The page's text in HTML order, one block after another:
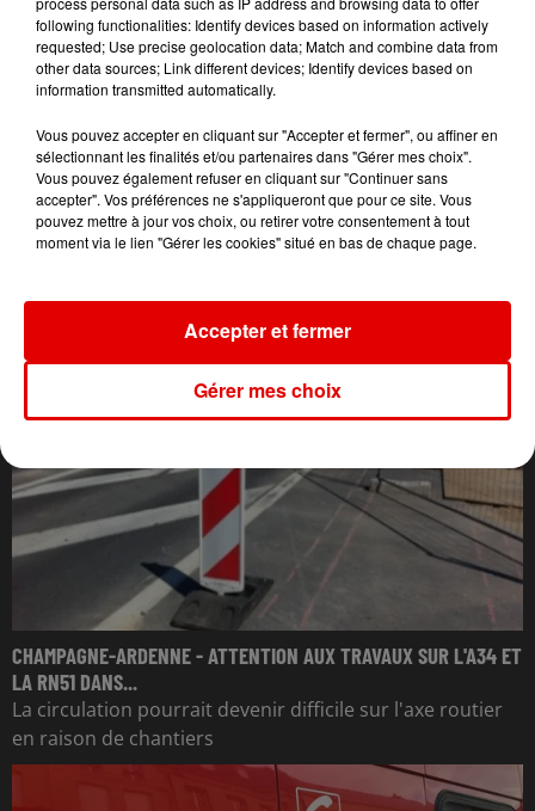
CHAMPAGNE-ARDENNE - ATTENTION AUX TRAVAUX SUR L'A34 ET
LA RN51 DANS...
La circulation pourrait devenir difficile sur l'axe routier
en raison de chantiers
following functionalities: Identify devices based on information actively
requested; Use precise geolocation data; Match and combine data from
other data sources; Link different devices; Identify devices based on
information transmitted automatically.
Vous pouvez accepter en cliquant sur "Accepter et fermer", ou affiner en
sélectionnant les finalités et/ou partenaires dans "Gérer mes choix".
Vous pouvez également refuser en cliquant sur "Continuer sans
accepter". Vos préférences ne s'appliqueront que pour ce site. Vous
pouvez mettre à jour vos choix, ou retirer votre consentement à tout
moment via le lien "Gérer les cookies" situé en bas de chaque page.
Gérer mes choix
Accepter et fermer